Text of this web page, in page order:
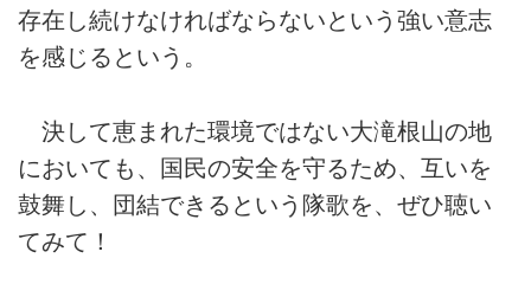
存在し続けなければならないという強い意志
を感じるという。
決して恵まれた環境ではない大滝根山の地
においても、国民の安全を守るため、互いを
鼓舞し、団結できるという隊歌を、ぜひ聴い
てみて！